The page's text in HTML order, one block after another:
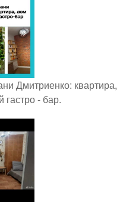
Дмитриенко: квартира,
гастро - бар.